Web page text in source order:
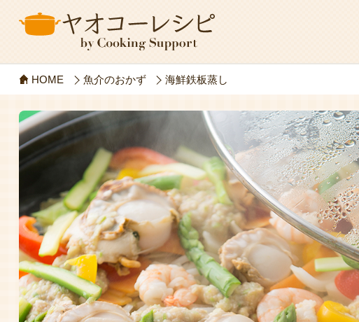
HOME 魚介のおかず 海鮮鉄板蒸し